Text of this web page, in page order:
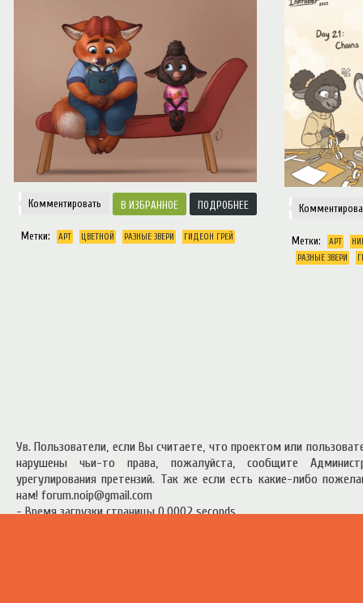
: Trying to access array offset on value of type null in
Творчество
Комментировать ИЗБРАННОЕ ПОДРОБНЕЕ
Метки: АРТ ЦВЕТНОЙ РАЗНЫЕ ЗВЕРИ ГИДЕОН ГРЕЙ Метки: АРТ
РАЗНЫЕ ЗВЕРИ
Ув. Пользователи, если Вы считаете, что проектом или
нарушены чьи-то права, пожалуйста, сообщите
урегулирования претензий. Так же если есть какие-либо
нам! forum.noip@gmail.com
- Время загрузки страницы 0.0002 seconds